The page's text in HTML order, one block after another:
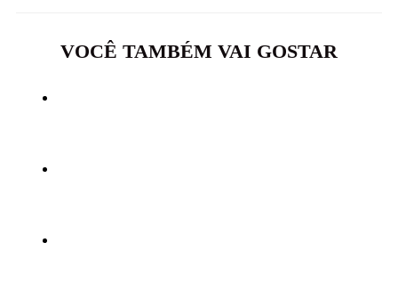
VOCÊ TAMBÉM VAI GOSTAR